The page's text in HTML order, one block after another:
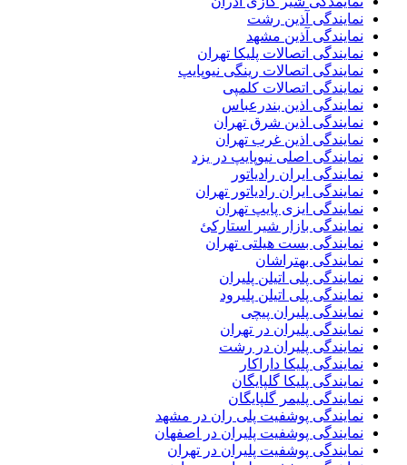
نمایندگی آذین رشت
نمایندگی آذین مشهد
نمایندگی اتصالات پلیکا تهران
نمایندگی اتصالات رینگی نیوپایپ
نمایندگی اتصالات کلمپی
نمایندگی اذین بندرعباس
نمایندگی اذین شرق تهران
نمایندگی اذین غرب تهران
نمایندگی اصلی نیوپایپ در یزد
نمایندگی ایران رادیاتور
نمایندگی ایران رادیاتور تهران
نمایندگی ایزی پایپ تهران
نمایندگی بازار شیر استارکئ
نمایندگی بست هیلتی تهران
نمایندگی بهتراشان
نمایندگی پلی اتیلن پلیران
نمایندگی پلی اتیلن پلیرود
نمایندگی پلیران پیچی
نمایندگی پلیران در تهران
نمایندگی پلیران در رشت
نمایندگی پلیکا داراکار
نمایندگی پلیکا گلپایگان
نمایندگی پلیمر گلپایگان
نمایندگی پوشفیت پلی ران در مشهد
نمایندگی پوشفیت پلیران در اصفهان
نمایندگی پوشفیت پلیران در تهران